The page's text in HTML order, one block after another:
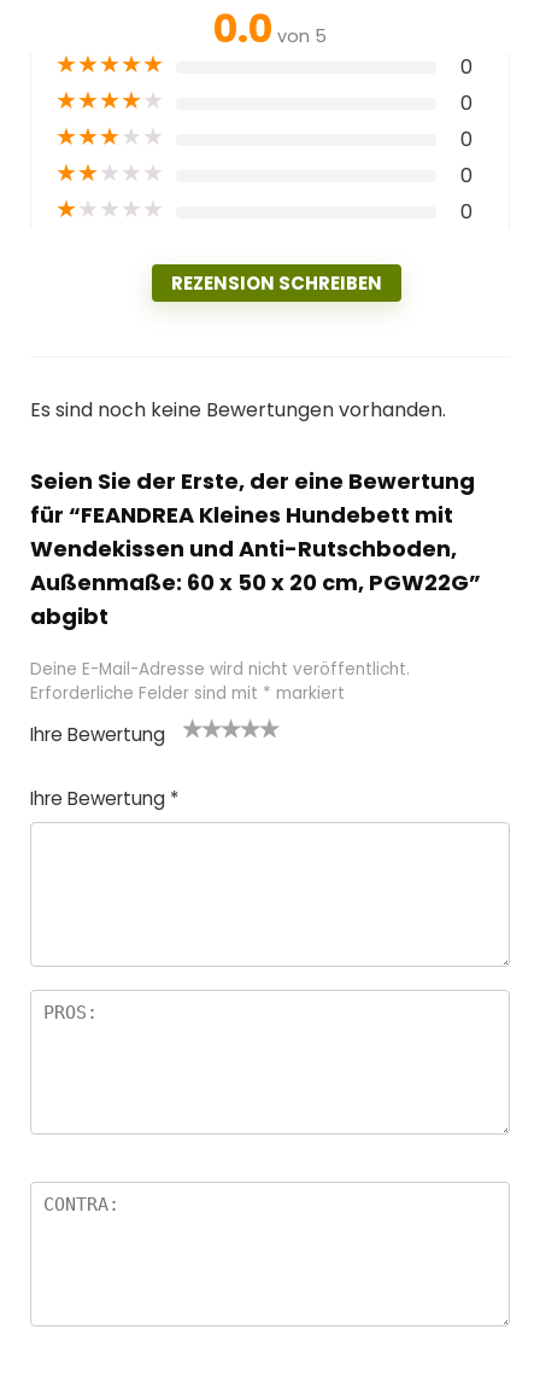
0.0 von 5
★★★★★ 0
★★★★★ 0
★★★★★ 0
★★★★★ 0
★★★★★ 0
REZENSION SCHREIBEN
Es sind noch keine Bewertungen vorhanden.
Seien Sie der Erste, der eine Bewertung
für “FEANDREA Kleines Hundebett mit
Wendekissen und Anti-Rutschboden,
Außenmaße: 60 x 50 x 20 cm, PGW22G”
abgibt
Deine E-Mail-Adresse wird nicht veröffentlicht.
Erforderliche Felder sind mit * markiert
Ihre Bewertung
o
r
5 St
nen
en
Ihre Bewertung *